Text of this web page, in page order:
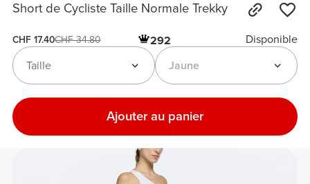
Short de Cycliste Taille Normale Trekky
CHF 17.40CHF 34.80 292
Disponible
Jaune
Taille
Ajouter au panier